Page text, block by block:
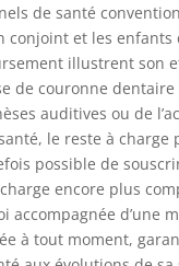
de santé
conjoint et les
illustrent son
de couronne
auditives ou de
le reste à charge
possible de
encore plus
accompagnée d’une
à tout moment,